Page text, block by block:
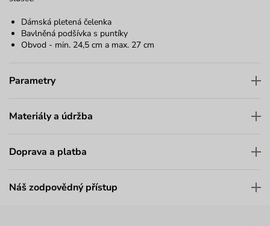
Dámská pletená čelenka
Bavlněná podšívka s puntíky
Obvod - min. 24,5 cm a max. 27 cm
Parametry
Materiály a údržba
Doprava a platba
Náš zodpovědný přístup